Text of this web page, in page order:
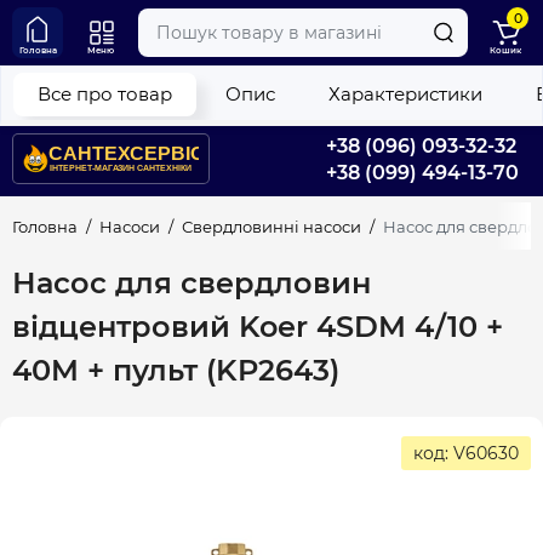
+38 (096) 093-32-32
+38 (099) 494-13-70
Головна Меню
0
Кошик
Головна Насоси Свердловинні насоси Насос для
Насос для свердловин
відцентровий Koer 4SDM 4/10 +
40M + пульт (KP2643)
Все про товар Опис Характеристики
код: V60630